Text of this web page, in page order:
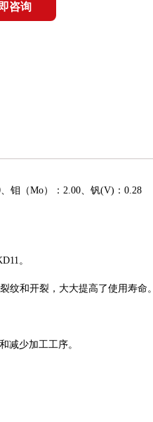
咨询
钼（Mo）：2.00、钒(V)：0.28
。
纹和开裂，大大提高了使用寿命。
减少加工工序。